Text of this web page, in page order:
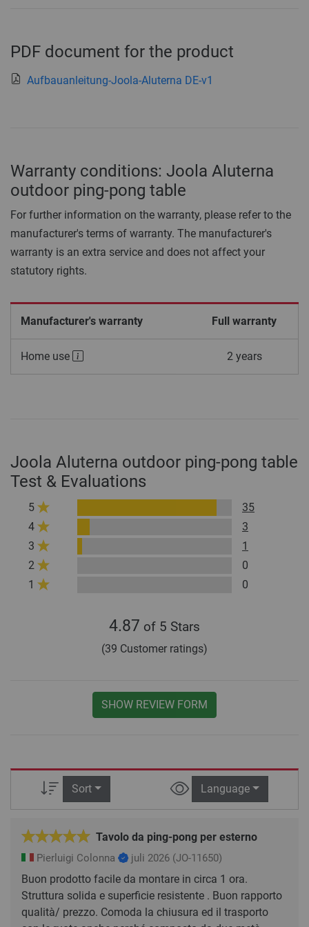
PDF document for the product
Aufbauanleitung-Joola-Aluterna DE-v1
Warranty conditions: Joola Aluterna
outdoor ping-pong table
For further information on the warranty, please refer to the
manufacturer's terms of warranty. The manufacturer's
warranty is an extra service and does not affect your
statutory rights.
Manufacturer's warranty Full warranty
Home use 2 years
Joola Aluterna outdoor ping-pong table
Test & Evaluations
5
35
4
3
3
1
2
0
1
0
4.87 of 5 Stars
(39 Customer ratings)
SHOW REVIEW FORM
Sort Language
Tavolo da ping-pong per esterno
Pierluigi Colonna juli 2026 (JO-11650)
Buon prodotto facile da montare in circa 1 ora.
Struttura solida e superficie resistente . Buon rapporto
qualità/ prezzo. Comoda la chiusura ed il trasporto